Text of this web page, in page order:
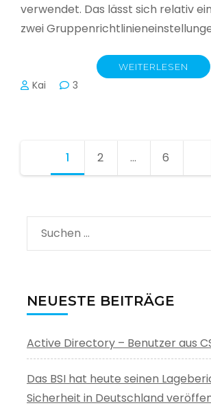
verwendet. Das lässt sich relativ
zwei
WEITERLESEN
Kai 3
Seitennummerierung
1 Seite
2 … Seite
6
Suchen
nach:
NEUESTE BEITRÄGE
Active Directory – Benutzer aus
Das BSI hat heute seinen
Sicherheit in Deutschland